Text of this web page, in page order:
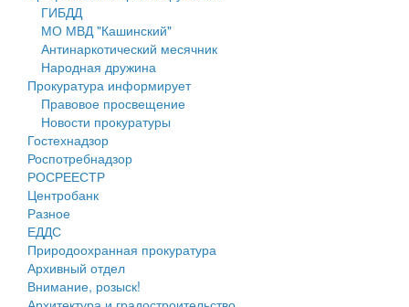
Нормативы градостроительного проектирования
Правила землепользования и застройки
Генеральные планы
Проекты планировки территории
Собрание депутатов
Городское поселение
Сельские поселения
ГИБДД
МО МВД "Кашинский"
Антинаркотический месячник
Народная дружина
Прокуратура информирует
Правовое просвещение
Новости прокуратуры
Гостехнадзор
Роспотребнадзор
РОСРЕЕСТР
Центробанк
Разное
ЕДДС
Природоохранная прокуратура
Архивный отдел
Внимание, розыск!